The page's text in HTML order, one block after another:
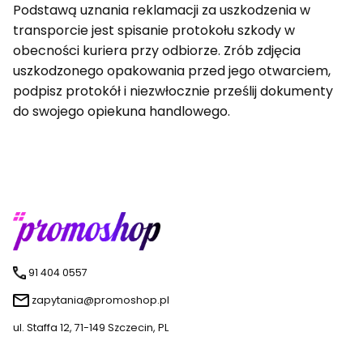
Podstawą uznania reklamacji za uszkodzenia w
transporcie jest spisanie protokołu szkody w
obecności kuriera przy odbiorze. Zrób zdjęcia
uszkodzonego opakowania przed jego otwarciem,
podpisz protokół i niezwłocznie prześlij dokumenty
do swojego opiekuna handlowego.
91 404 0557
zapytania@promoshop.pl
ul. Staffa 12, 71-149 Szczecin, PL